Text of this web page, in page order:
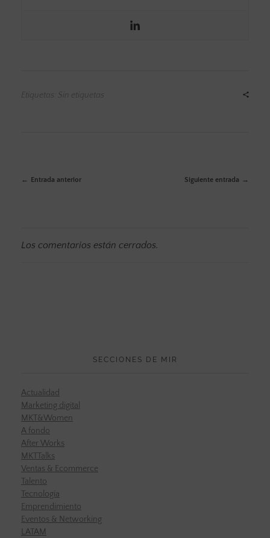
Etiquetas: Sin etiquetas
Entrada anterior Siguiente entrada
Los comentarios están cerrados.
SECCIONES DE MIR
Actualidad
Marketing digital
MKT&Women
A fondo
After Works
MKTTalks
Ventas & Ecommerce
Talento
Tecnología
Emprendimiento
Eventos & Networking
LATAM